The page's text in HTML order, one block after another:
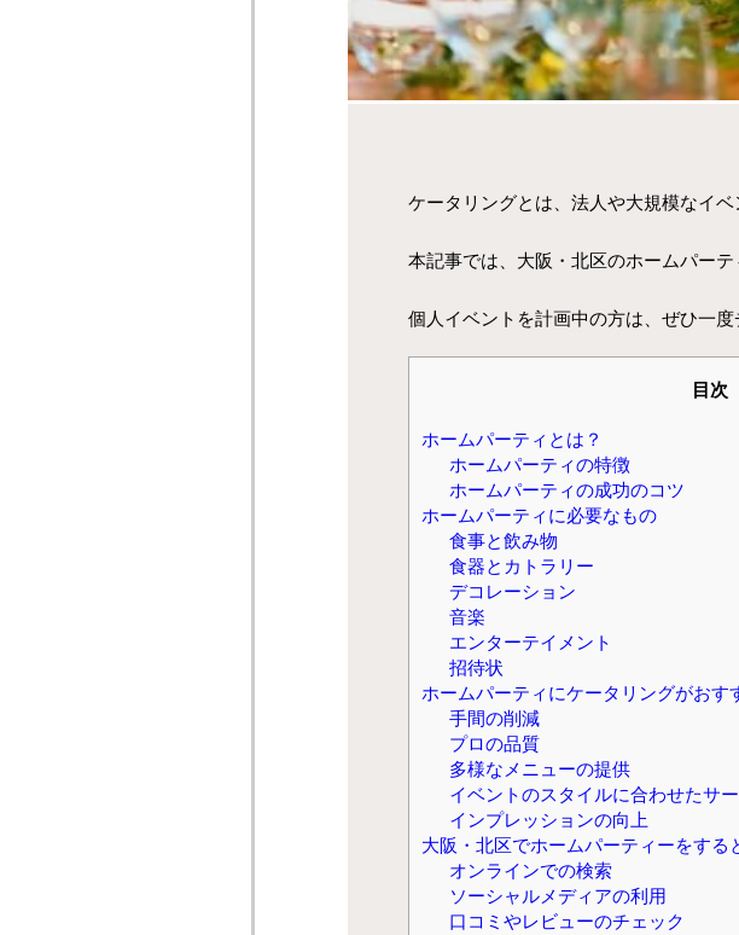
ケータリングとは、法人や大規模なイ
本記事では、大阪・北区のホームパー
個人イベントを計画中の方は、ぜひ一度
目次
ホームパーティとは？
ホームパーティの特徴
ホームパーティの成功のコツ
ホームパーティに必要なもの
食事と飲み物
食器とカトラリー
デコレーション
音楽
エンターテイメント
招待状
ホームパーティにケータリングがおす
手間の削減
プロの品質
多様なメニューの提供
イベントのスタイルに合わせたサ
インプレッションの向上
大阪・北区でホームパーティーをする
オンラインでの検索
ソーシャルメディアの利用
口コミやレビューのチェック